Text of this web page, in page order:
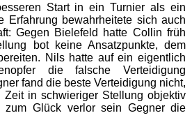
Start in ein Turnier als ein
Erfahrung bewahrheitete sich auch
Gegen Bielefeld hatte Collin früh
bot keine Ansatzpunkte, dem
Nils hatte auf ein eigentlich
die falsche Verteidigung
fand die beste Verteidigung nicht,
Zeit in schwieriger Stellung objektiv
zum Glück verlor sein Gegner die